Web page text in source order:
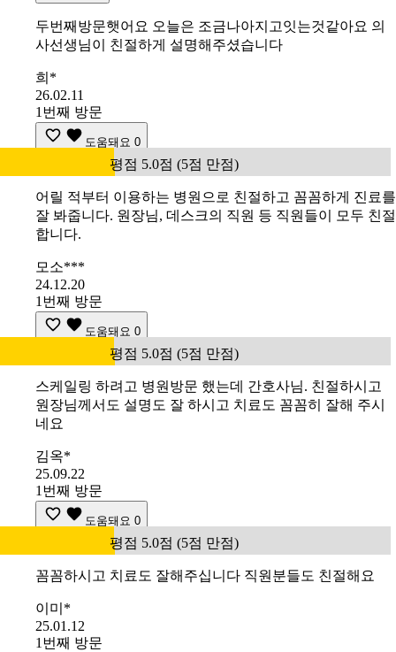
두번째방문햇어요 오늘은 조금나아지고잇는것같아요 의
사선생님이 친절하게 설명해주셨습니다
희*
26.02.11
1번째 방문
도움돼요 0
평점 5.0점 (5점 만점)
어릴 적부터 이용하는 병원으로 친절하고 꼼꼼하게 진료를
잘 봐줍니다. 원장님, 데스크의 직원 등 직원들이 모두 친절
합니다.
모소***
24.12.20
1번째 방문
도움돼요 0
평점 5.0점 (5점 만점)
스케일링 하려고 병원방문 했는데 간호사님. 친절하시고
원장님께서도 설명도 잘 하시고 치료도 꼼꼼히 잘해 주시
네요
김옥*
25.09.22
1번째 방문
도움돼요 0
평점 5.0점 (5점 만점)
꼼꼼하시고 치료도 잘해주십니다 직원분들도 친절해요
이미*
25.01.12
1번째 방문